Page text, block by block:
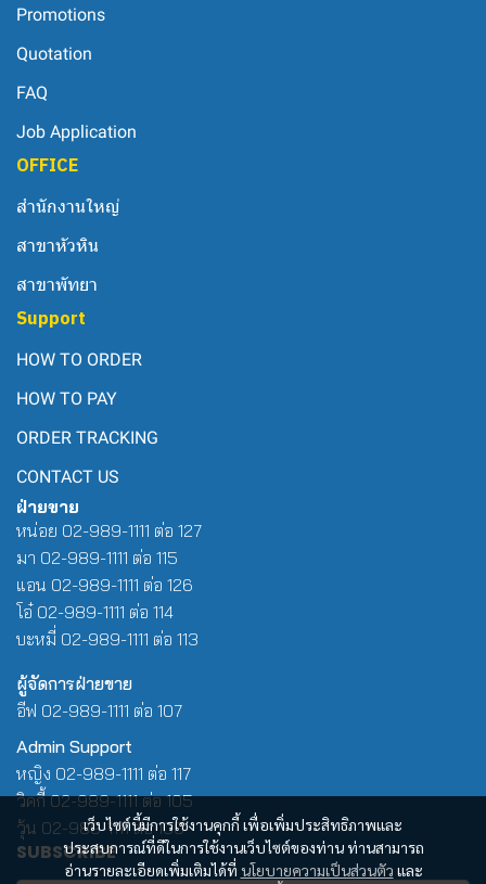
เว็บไซต์นี้มีการใช้งานคุกกี้ เพื่อเพิ่มประสิทธิภาพและ
ประสบการณ์ที่ดีในการใช้งานเว็บไซต์ของท่าน ท่านสามารถ
อ่านรายละเอียดเพิ่มเติมได้ที่ นโยบายความเป็นส่วนตัว และ
Promotions
Quotation
FAQ
Job Application
OFFICE
สำนักงานใหญ่
สาขาหัวหิน
สาขาพัทยา
Support
HOW TO ORDER
HOW TO PAY
ORDER TRACKING
CONTACT US
ฝ่ายขาย
หน่อย 02-989-1111 ต่อ 127
มา 02-989-1111 ต่อ 115
แอน 02-989-1111 ต่อ 126
โอ๋ 02-989-1111 ต่อ 114
บะหมี่ 02-989-1111 ต่อ 113
ผู้จัดการฝ่ายขาย
อีฟ 02-989-1111 ต่อ 107
Admin Support
หญิง 02-989-1111 ต่อ 117
วิคกี้ 02-989-1111 ต่อ 105
วุ้น 02-989-1111 ต่อ 100
SUBSCRIBE